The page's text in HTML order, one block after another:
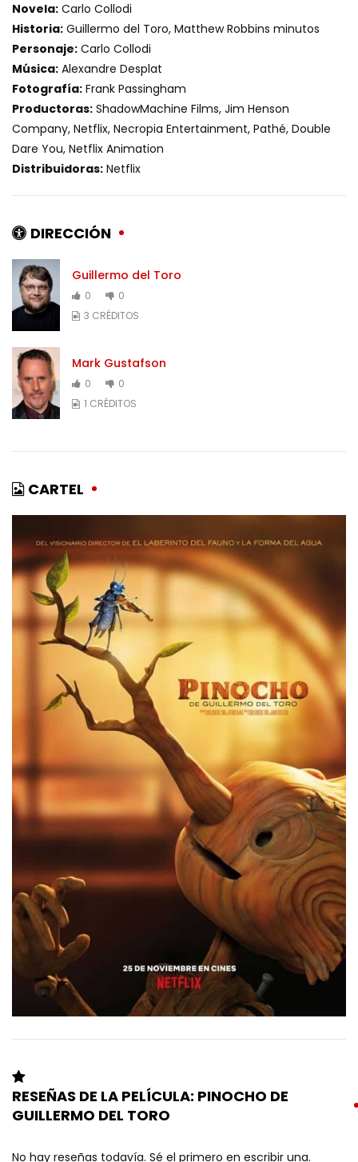
Novela: Carlo Collodi
Historia: Guillermo del Toro, Matthew Robbins minutos
Personaje: Carlo Collodi
Música: Alexandre Desplat
Fotografía: Frank Passingham
Productoras: ShadowMachine Films, Jim Henson
Company, Netflix, Necropia Entertainment, Pathé, Double
Dare You, Netflix Animation
Distribuidoras: Netflix
DIRECCIÓN
Guillermo del Toro
0
0
3 CRÉDITOS
Mark Gustafson
0
0
1 CRÉDITOS
CARTEL
RESEÑAS DE LA PELÍCULA: PINOCHO DE
GUILLERMO DEL TORO
No hay reseñas todavía. Sé el primero en escribir una.